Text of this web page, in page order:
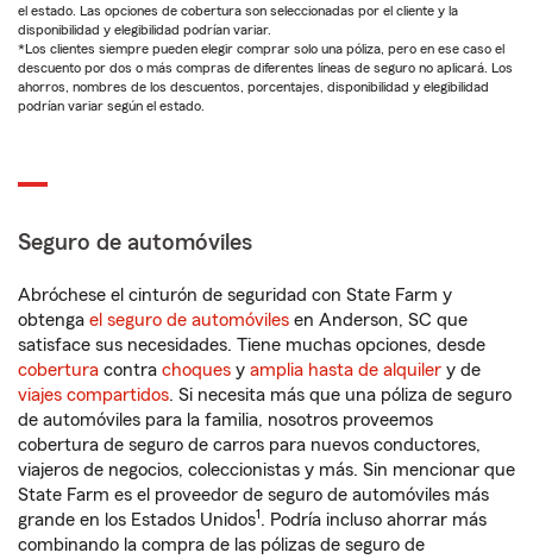
el estado. Las opciones de cobertura son seleccionadas por el cliente y la
disponibilidad y elegibilidad podrían variar.
*Los clientes siempre pueden elegir comprar solo una póliza, pero en ese caso el
descuento por dos o más compras de diferentes líneas de seguro no aplicará. Los
ahorros, nombres de los descuentos, porcentajes, disponibilidad y elegibilidad
podrían variar según el estado.
Seguro de automóviles
Abróchese el cinturón de seguridad con State Farm y
obtenga el seguro de automóviles en Anderson, SC que
satisface sus necesidades. Tiene muchas opciones, desde
cobertura contra choques y amplia hasta de alquiler y de
viajes compartidos. Si necesita más que una póliza de seguro
de automóviles para la familia, nosotros proveemos
cobertura de seguro de carros para nuevos conductores,
viajeros de negocios, coleccionistas y más. Sin mencionar que
State Farm es el proveedor de seguro de automóviles más
grande en los Estados Unidos1. Podría incluso ahorrar más
combinando la compra de las pólizas de seguro de